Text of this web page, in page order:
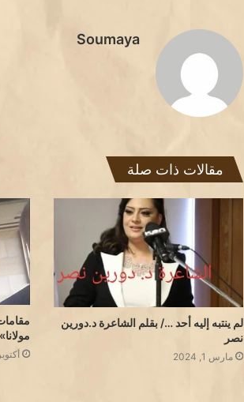
Soumaya
مقالات ذات صلة
لم ينتبه إليه أحد …/ بقلم الشاعرة د.دورين
نصر
مارس 1, 2024
مولانا»
أكتوبر 3, 2023